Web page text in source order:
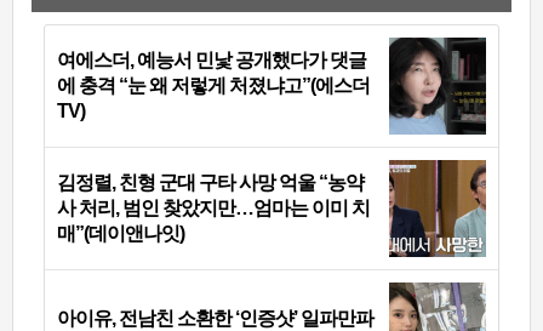
여에스더, 예능서 민낯 공개했다가 댓글
에 충격 “눈 왜 저렇게 처졌냐고”(에스더
TV)
김정렬, 친형 군대 구타 사망 억울 “농약
사 처리, 범인 찾았지만…엄마는 이미 치
매”(데이앤나잇)
아이유, 전남친 소환한 ‘인증샷’ 일파만파